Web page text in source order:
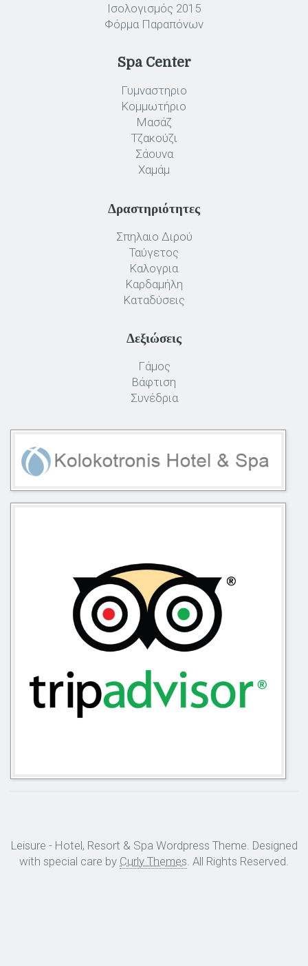
Ισολογισμός 2015
Φόρμα Παραπόνων
Spa Center
Γυμναστηριο
Κομμωτήριο
Μασάζ
Τζακούζι
Σάουνα
Χαμάμ
Δραστηριότητες
Σπηλαιο Διρού
Ταύγετος
Καλογρια
Καρδαμήλη
Καταδύσεις
Δεξιώσεις
Γάμος
Βάφτιση
Συνέδρια
Leisure - Hotel, Resort & Spa Wordpress Theme. Designed
with special care by Curly Themes . All Rights Reserved.